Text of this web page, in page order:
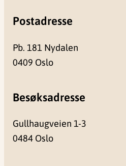
Postadresse
Pb. 181 Nydalen
0409 Oslo
Besøksadresse
Gullhaugveien 1-3
0484 Oslo